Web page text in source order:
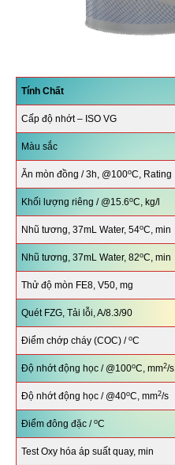
Tính Chất
Cấp độ nhớt – ISO VG
Màu sắc
Ăn mòn đồng / 3h, @100oC, Rating
Khối lượng riêng / @15.6oC, kg/l
Nhũ tương, 37mL Water, 54oC, min
Nhũ tương, 37mL Water, 82oC, min
Thử độ mòn FE8, V50, mg
Quét FZG, Tải lỗi, A/8.3/90
Điểm chớp cháy (COC) / oC
Độ nhớt động học / @100oC, mm2/s
Độ nhớt động học / @40oC, mm2/s
Điểm đông đặc / oC
Test Oxy hóa áp suất quay, min